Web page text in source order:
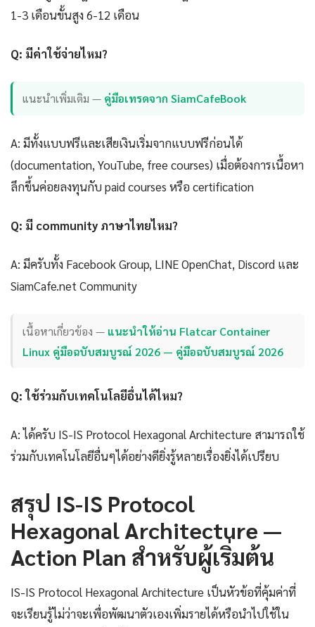
1-3 เดือนขั้นสูง 6-12 เดือน
Q: มีค่าใช้จ่ายไหม?
แนะนำเพิ่มเติม — คู่มือเทรดจาก SiamCafeBook
A: มีทั้งแบบฟรีและเสียเงินเริ่มจากแบบฟรีก่อนได้
(documentation, YouTube, free courses) เมื่อต้องการเนื้อหา
ลึกขึ้นค่อยลงทุนกับ paid courses หรือ certification
Q: มี community ภาษาไทยไหม?
A: มีครับทั้ง Facebook Group, LINE OpenChat, Discord และ
SiamCafe.net Community
เนื้อหาเกี่ยวข้อง — แนะนำให้อ่าน Flatcar Container
Linux คู่มือฉบับสมบูรณ์ 2026 — คู่มือฉบับสมบูรณ์ 2026
Q: ใช้ร่วมกับเทคโนโลยีอื่นได้ไหม?
A: ได้ครับ IS-IS Protocol Hexagonal Architecture สามารถใช้
ร่วมกับเทคโนโลยีอื่นๆได้อย่างดียิ่งรู้หลายเรื่องยิ่งได้เปรียบ
สรุป IS-IS Protocol
Hexagonal Architecture —
Action Plan สำหรับผู้เริ่มต้น
IS-IS Protocol Hexagonal Architecture เป็นหัวข้อที่คุ้มค่าที่
จะเรียนรู้ไม่ว่าจะเพื่อพัฒนาตัวเองเพิ่มรายได้หรือนำไปใช้ใน